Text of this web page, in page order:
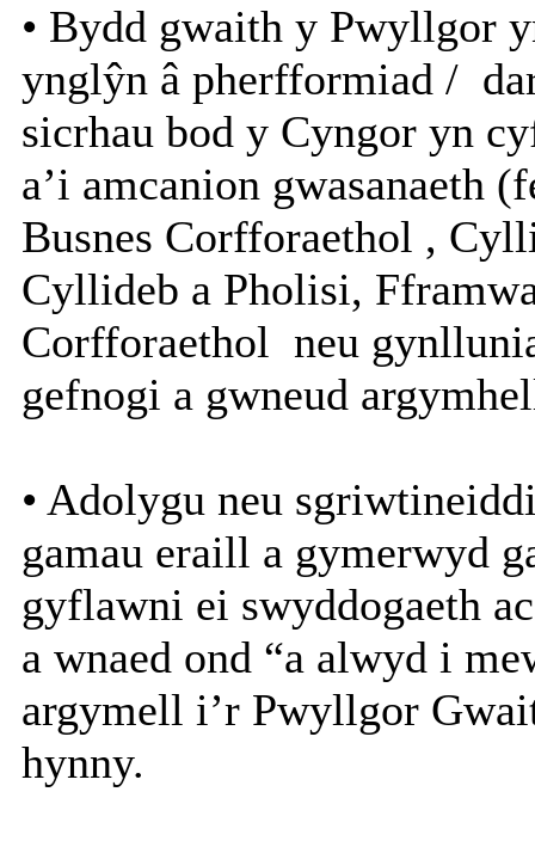
• Bydd gwaith y Pwyllgor
ynglŷn â pherfformiad /
sicrhau bod y Cyngor yn
a’i amcanion gwasanaeth
Busnes Corfforaethol ,
Cyllideb a Pholisi,
Corfforaethol neu
gefnogi a gwneud
• Adolygu neu
gamau eraill a gymerwyd
gyflawni ei swyddogaeth
a wnaed ond “a alwyd i
argymell i’r Pwyllgor
hynny.